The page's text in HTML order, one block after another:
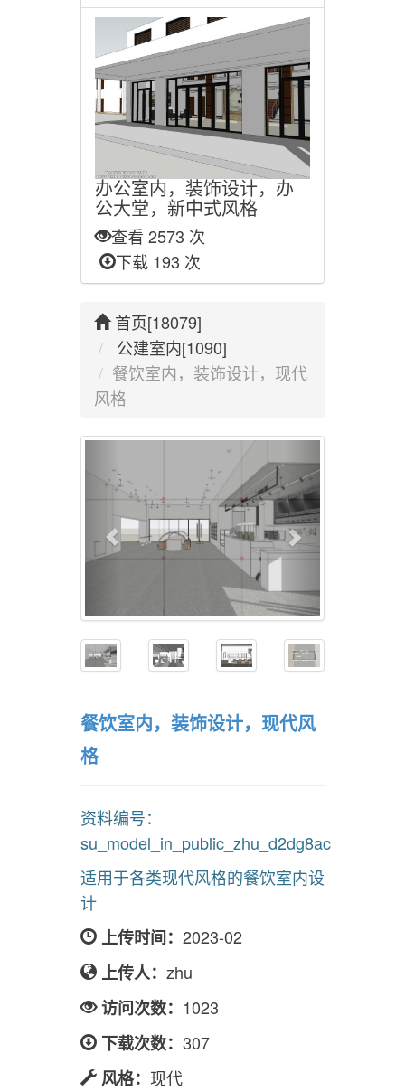
办公室内，装饰设计，办
公大堂，新中式风格
查看 2573 次
下载 193 次
首页[18079]
公建室内[1090]
餐饮室内，装饰设计，现代
风格
餐饮室内，装饰设计，现代风
格
资料编号：
su_model_in_public_zhu_d2dg8ac
适用于各类现代风格的餐饮室内设
计
上传时间： 2023-02
上传人： zhu
访问次数： 1023
下载次数： 307
风格： 现代